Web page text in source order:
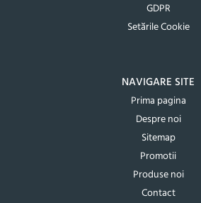
GDPR
Setările Cookie
NAVIGARE SITE
Prima pagina
Despre noi
Sitemap
Promotii
Produse noi
Contact